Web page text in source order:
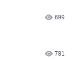
699
781